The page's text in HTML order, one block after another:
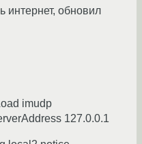
интернет, обновил
imudp
127.0.0.1